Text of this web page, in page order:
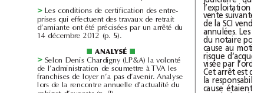
>
Les conditions de certification des entre-
prises qui effectuent des travaux de retrait
d’amiante ont été précisées par un arrêté du
14décembre2012 (p.5).
ANALYSÉ
> Selon Denis Chardigny (LP&A) la volonté
de l’administration de soumettre à TVA les
franchises de loyer n’a pas d’avenir. Analyse
lors de la rencontre annuelle d’actualité du